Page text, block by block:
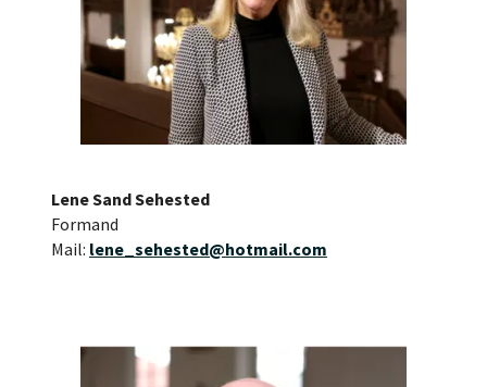
Lene Sand Sehested
Formand
Mail: lene_sehested@hotmail.com